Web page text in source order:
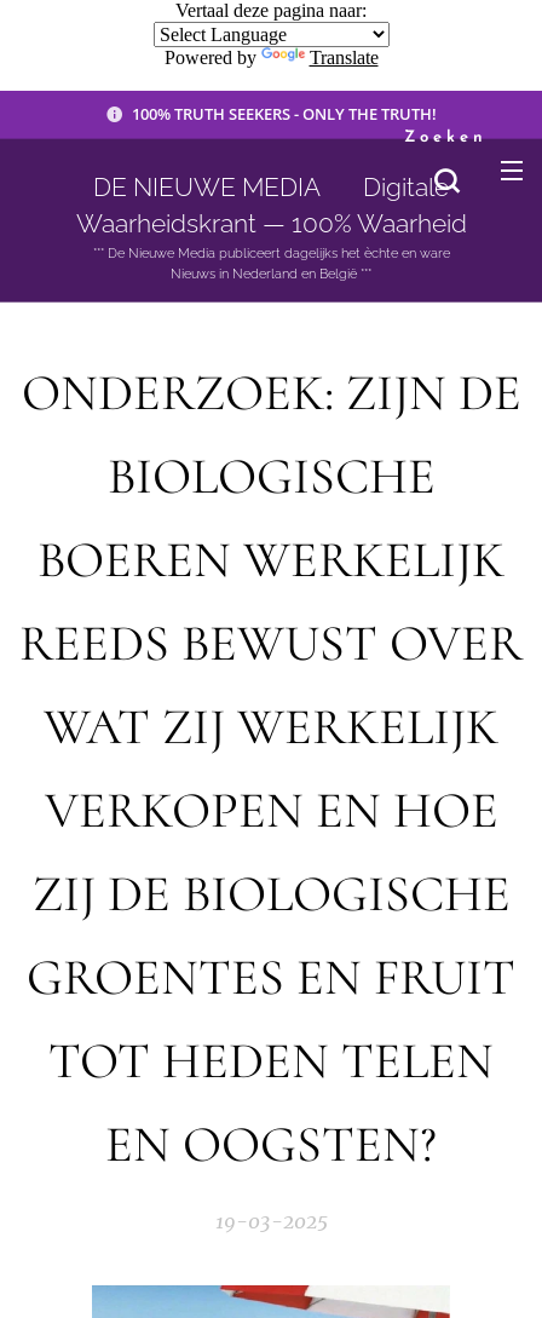
Vertaal deze pagina naar:
Powered by Translate
100% TRUTH SEEKERS - ONLY THE TRUTH!
DE NIEUWE MEDIA 🟣 Digitale
Waarheidskrant — 100% Waarheid
*** De Nieuwe Media publiceert dagelijks het èchte en ware
Nieuws in Nederland en België ***
Zoeken
ONDERZOEK: ZIJN DE
BIOLOGISCHE
BOEREN WERKELIJK
REEDS BEWUST OVER
WAT ZIJ WERKELIJK
VERKOPEN EN HOE
ZIJ DE BIOLOGISCHE
GROENTES EN FRUIT
TOT HEDEN TELEN
EN OOGSTEN?
19-03-2025